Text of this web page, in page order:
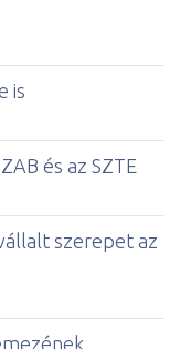
is
és az SZTE
szerepet az